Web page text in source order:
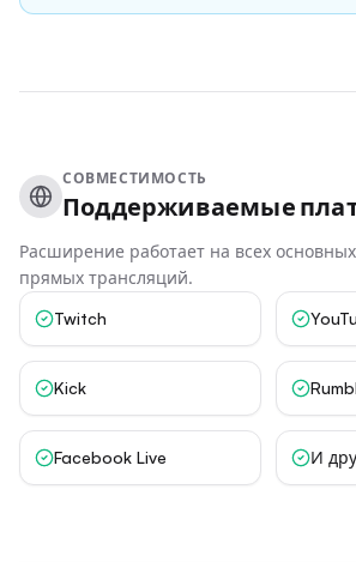
СОВМЕСТИМОСТЬ
Поддерживаемые
Расширение работает на всех
прямых трансляций.
Twitch
Kick
Facebook Live И